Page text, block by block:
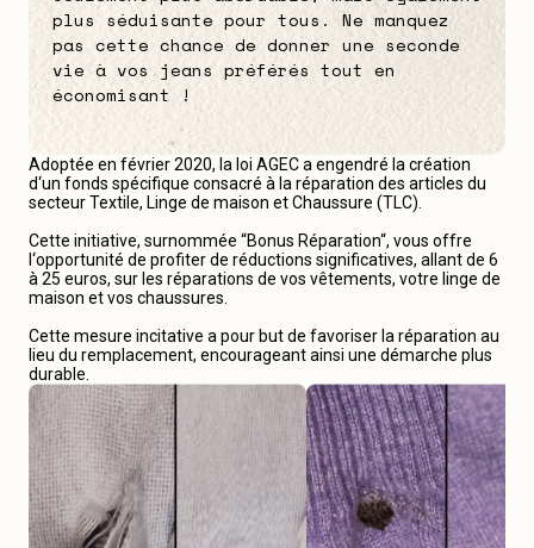
Adoptée en février 2020, la loi AGEC a engendré la création
d‘un fonds spécifique consacré à la réparation des articles du
secteur Textile, Linge de maison et Chaussure (TLC).
Cette initiative, surnommée “Bonus Réparation“, vous offre
l‘opportunité de profiter de réductions significatives, allant de 6
à 25 euros, sur les réparations de vos vêtements, votre linge de
maison et vos chaussures.
Cette mesure incitative a pour but de favoriser la réparation au
lieu du remplacement, encourageant ainsi une démarche plus
durable.
plus séduisante pour tous. Ne manquez
pas cette chance de donner une seconde
vie à vos jeans préférés tout en
économisant !